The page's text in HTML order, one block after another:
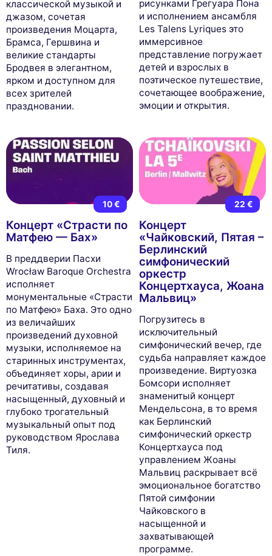
классической музыкой и
джазом, сочетая
произведения Моцарта,
Брамса, Гершвина и
великие стандарты
Бродвея в элегантном,
ярком и доступном для
всех зрителей
праздновании.
рисунками Грегуара Пона
и исполнением ансамбля
Les Talens Lyriques это
иммерсивное
представление погружает
детей и взрослых в
поэтическое путешествие,
сочетающее воображение,
эмоции и открытия.
10 €
Концерт «Страсти по
Матфею — Бах»
В преддверии Пасхи
Wrocław Baroque Orchestra
исполняет
монументальные «Страсти
по Матфею» Баха. Это одно
из величайших
произведений духовной
музыки, исполняемое на
старинных инструментах,
объединяет хоры, арии и
речитативы, создавая
насыщенный, духовный и
глубоко трогательный
музыкальный опыт под
руководством Ярослава
Тиля.
22 €
Концерт
«Чайковский, Пятая –
Берлинский
симфонический
оркестр
Концертхауса, Жоана
Мальвиц»
Погрузитесь в
исключительный
симфонический вечер, где
судьба направляет каждое
произведение. Виртуозка
Бомсори исполняет
знаменитый концерт
Мендельсона, в то время
как Берлинский
симфонический оркестр
Концертхауса под
управлением Жоаны
Мальвиц раскрывает всё
эмоциональное богатство
Пятой симфонии
Чайковского в
насыщенной и
захватывающей
программе.